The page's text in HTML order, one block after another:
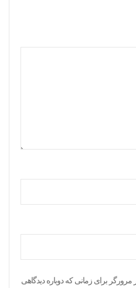
برای زمانی که دوباره دیدگاهی